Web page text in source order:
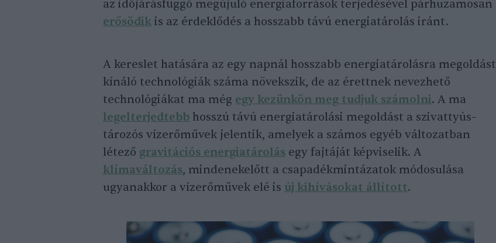
az időjárásfüggő megújuló energiaforrások terjedésével párhuzamosan
erősödik is az érdeklődés a hosszabb távú energiatárolás iránt.
A kereslet hatására az egy napnál hosszabb energiatárolásra megoldást
kínáló technológiák száma növekszik, de az érettnek nevezhető
technológiákat ma még egy kezünkön meg tudjuk számolni. A ma
legelterjedtebb hosszú távú energiatárolási megoldást a szivattyús–
tározós vízerőművek jelentik, amelyek a számos egyéb változatban
létező gravitációs energiatárolás egy fajtáját képviselik. A
klímaváltozás, mindenekelőtt a csapadékmintázatok módosulása
ugyanakkor a vízerőművek elé is új kihívásokat állított.